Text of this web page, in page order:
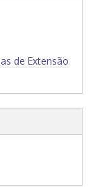
de Extensão